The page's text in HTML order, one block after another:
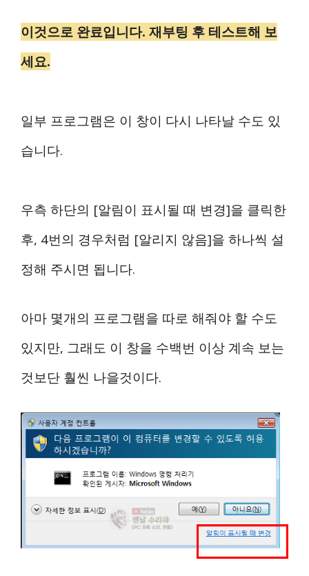
이것으로 완료입니다. 재부팅 후 테스트해 보
세요.
일부 프로그램은 이 창이 다시 나타날 수도 있
습니다.
우측 하단의 [알림이 표시될 때 변경]을 클릭한
후, 4번의 경우처럼 [알리지 않음]을 하나씩 설
정해 주시면 됩니다.
아마 몇개의 프로그램을 따로 해줘야 할 수도
있지만, 그래도 이 창을 수백번 이상 계속 보는
것보단 훨씬 나을것이다.